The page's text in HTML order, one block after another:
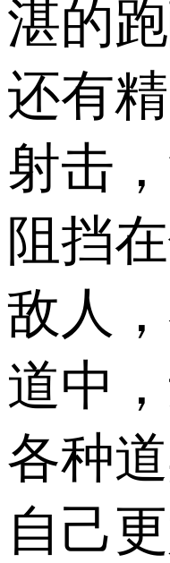
湛的
还有
射击
阻挡
敌人
道中
各种
自己